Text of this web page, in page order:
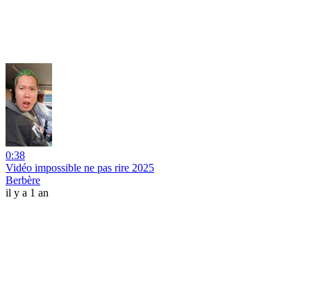
0:38
Vidéo impossible ne pas rire 2025
Berbère
il y a 1 an